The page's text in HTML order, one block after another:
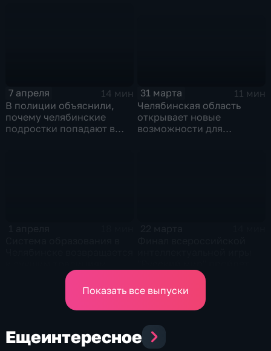
7 апреля
14 мин
В полиции объяснили,
почему челябинские
подростки попадают в
31 марта
11 мин
Челябинская область
открывает новые
возможности для
советской школы
Показать все выпуски
Ещеинтересное